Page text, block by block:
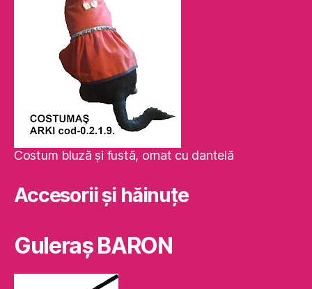
Costum bluză şi fustă, ornat cu dantelă
Accesorii și hăinuțe
Guleraş BARON